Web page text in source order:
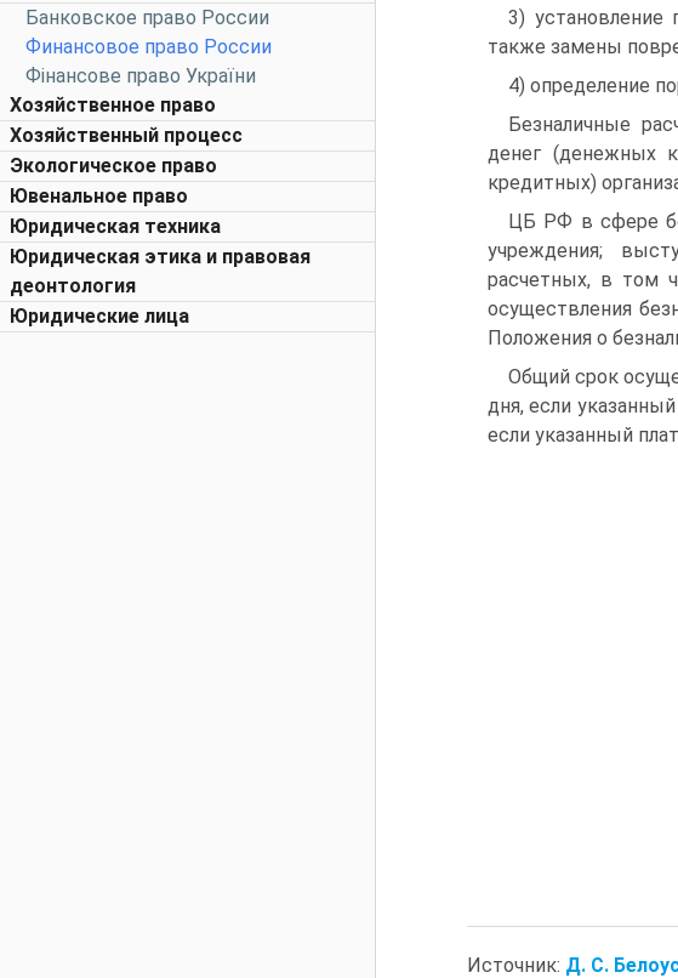
Банковское право России
Финансовое право России
Фінансове право України
Хозяйственное право
Хозяйственный процесс
Экологическое право
Ювенальное право
Юридическая техника
Юридическая этика и правовая
деонтология
Юридические лица
3)
также замены
4) определение
Безналичные
денег (денежных
кредитных)
ЦБ РФ в сфере
учреждения;
расчетных, в том
осуществления
Положения о
Общий срок
дня, если
если указанный
Источник: Д. С.